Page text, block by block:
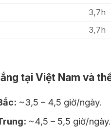
3,7h
3,7h
tại Việt Nam và
~3,5 – 4,5 giờ/ngày.
~4,5 – 5,5 giờ/ngày.